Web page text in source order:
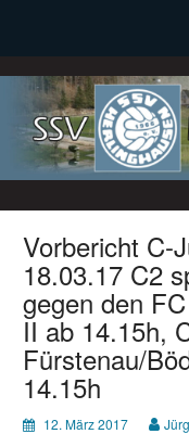
SSV
Vorbericht C-
18.03.17 C2
gegen den
II ab 14.15h,
Fürstenau/
14.15h
12. März 2017